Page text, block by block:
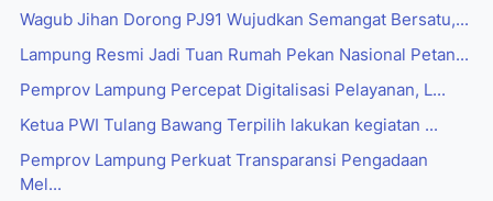
Wagub Jihan Dorong PJ91 Wujudkan Semangat Bersatu,...
Lampung Resmi Jadi Tuan Rumah Pekan Nasional Petan...
Pemprov Lampung Percepat Digitalisasi Pelayanan, L...
Ketua PWI Tulang Bawang Terpilih lakukan kegiatan ...
Pemprov Lampung Perkuat Transparansi Pengadaan
Mel...